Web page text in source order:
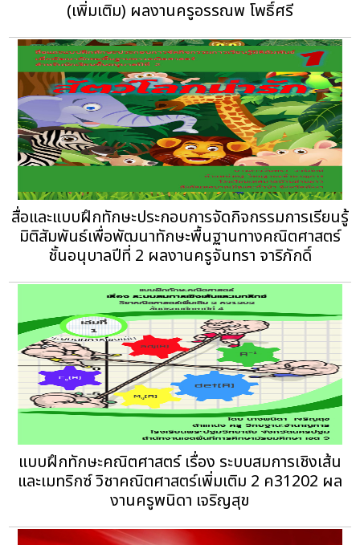
(เพิ่มเติม) ผลงานครูอรรณพ โพธิ์ศรี
สื่อและแบบฝึกทักษะประกอบการจัดกิจกรรมการเรียนรู้
มิติสัมพันธ์เพื่อพัฒนาทักษะพื้นฐานทางคณิตศาสตร์
ชั้นอนุบาลปีที่ 2 ผลงานครูจันทรา จาริภักดิ์
แบบฝึกทักษะคณิตศาสตร์ เรื่อง ระบบสมการเชิงเส้น
และเมทริกซ์ วิชาคณิตศาสตร์เพิ่มเติม 2 ค31202 ผล
งานครูพนิดา เจริญสุข